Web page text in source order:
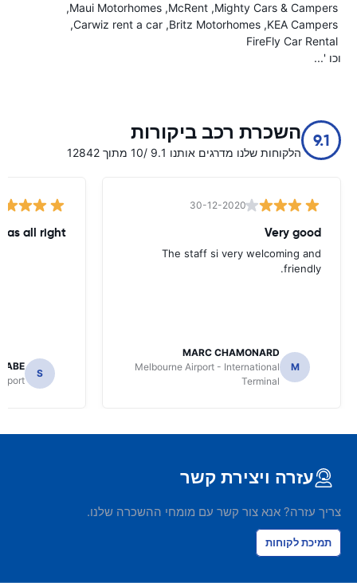
Mighty Cars & Campers
McRent
Maui Motorhomes
KEA Campers
Britz Motorhomes
Carwiz rent a car
FireFly Car Rental
וכו '...
9.1 השכרת רכב ביקורות
הלקוחות שלנו מדרגים אותנו 9.1 /10 מתוך 12842
30-12-2020
Very good
The staff si very welcoming and
friendly.
M
MARC CHAMONARD
Melbourne Airport - International
Terminal
all right
S
עזרה ויצירת קשר
צריך עזרה? אנא צור קשר עם מומחי ההשכרה שלנו.
תמיכת לקוחות